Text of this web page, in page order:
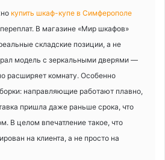
купить шкаф-купе в Симферополе
В магазине «Мир шкафов»
складские позиции, а не
модель с зеркальными дверями —
расширяет комнату. Особенно
направляющие работают плавно,
пришла даже раньше срока, что
В целом впечатление такое, что
на клиента, а не просто на